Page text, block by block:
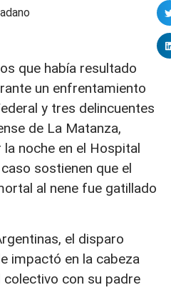
que había resultado
un enfrentamiento
y tres delincuentes
de La Matanza,
noche en el Hospital
sostienen que el
al nene fue gatillado
el disparo
impactó en la cabeza
con su padre